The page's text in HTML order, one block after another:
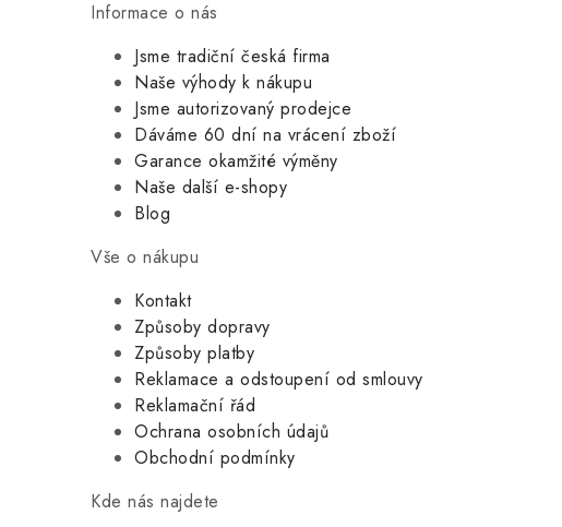
Informace o nás
Jsme tradiční česká firma
Naše výhody k nákupu
Jsme autorizovaný prodejce
Dáváme 60 dní na vrácení zboží
Garance okamžité výměny
Naše další e-shopy
Blog
Vše o nákupu
Kontakt
Způsoby dopravy
Způsoby platby
Reklamace a odstoupení od smlouvy
Reklamační řád
Ochrana osobních údajů
Obchodní podmínky
Kde nás najdete